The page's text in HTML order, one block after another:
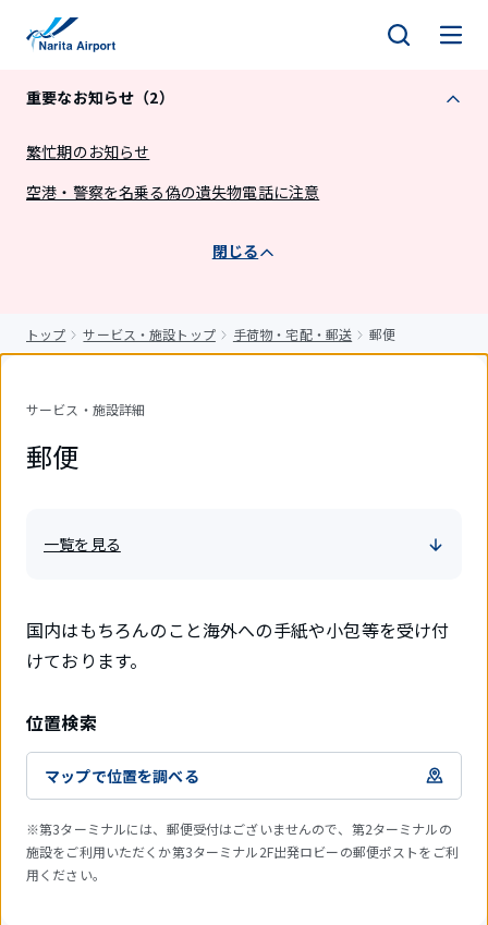
重要なお知らせ（2）
繁忙期のお知らせ
空港・警察を名乗る偽の遺失物電話に注意
閉じる
トップ サービス・施設トップ 手荷物・宅配・郵送 郵便
サービス・施設詳細
郵便
一覧を見る
国内はもちろんのこと海外への手紙や小包等を受け付
けております。
位置検索
マップで位置を調べる
※第3ターミナルには、郵便受付はございませんので、第2ターミナルの
施設をご利用いただくか第3ターミナル2F出発ロビーの郵便ポストをご利
用ください。